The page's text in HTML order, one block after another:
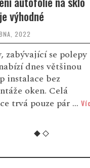
v Brně.
je?
kabelů veřejného
způsobují škodu i
tisíc korun.
je ale není